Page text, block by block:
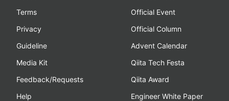
Terms
Privacy
Guideline
Media Kit
Feedback/Requests
Help
Official Event
Official Column
Advent Calendar
Qiita Tech Festa
Qiita Award
Engineer White Paper